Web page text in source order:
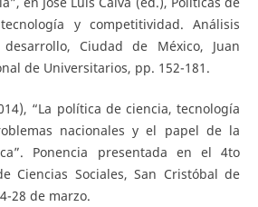
y competitividad. Análisis
Ciudad de México, Juan
de Universitarios, pp. 152-181.
“La política de ciencia, tecnología
nacionales y el papel de la
Ponencia presentada en el 4to
Ciencias Sociales, San Cristóbal de
28 de marzo.